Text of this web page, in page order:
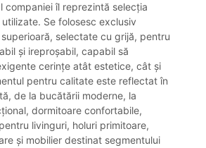
companiei îl reprezintă selecția
Se folosesc exclusiv
selectate cu grijă, pentru
și ireproșabil, capabil să
cerințe atât estetice, cât și
pentru calitate este reflectat în
de la bucătării moderne, la
dormitoare confortabile,
livinguri, holuri primitoare,
și mobilier destinat segmentului